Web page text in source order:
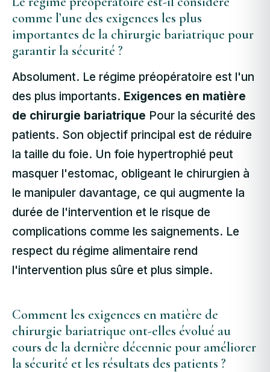
comme l’une des exigences les plus
importantes de la chirurgie bariatrique pour
garantir la sécurité ?
Absolument. Le régime préopératoire est l'un
des plus importants. Exigences en matière
de chirurgie bariatrique Pour la sécurité des
patients. Son objectif principal est de réduire
la taille du foie. Un foie hypertrophié peut
masquer l'estomac, obligeant le chirurgien à
le manipuler davantage, ce qui augmente la
durée de l'intervention et le risque de
complications comme les saignements. Le
respect du régime alimentaire rend
l'intervention plus sûre et plus simple.
Comment les exigences en matière de
chirurgie bariatrique ont-elles évolué au
cours de la dernière décennie pour améliorer
la sécurité et les résultats des patients ?